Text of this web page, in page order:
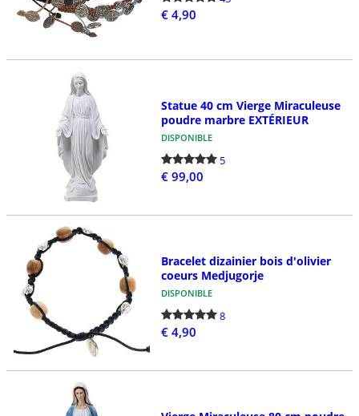
€ 4,90
Statue 40 cm Vierge Miraculeuse
poudre marbre EXTÉRIEUR
DISPONIBLE
5
€ 99,00
Bracelet dizainier bois d'olivier
coeurs Medjugorje
DISPONIBLE
8
€ 4,90